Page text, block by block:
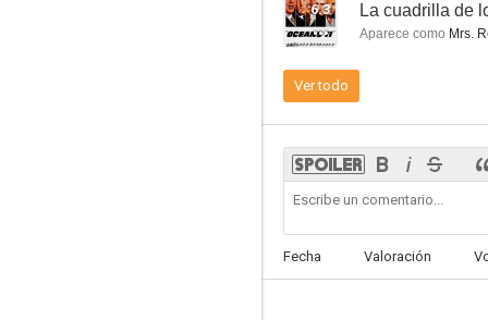
6.3 La cuadrilla de
Aparece como Mrs.
Ver todo
Fecha Valoración